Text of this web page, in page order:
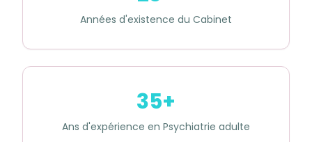
Années d'existence du Cabinet
35+
Ans d'expérience en Psychiatrie adulte